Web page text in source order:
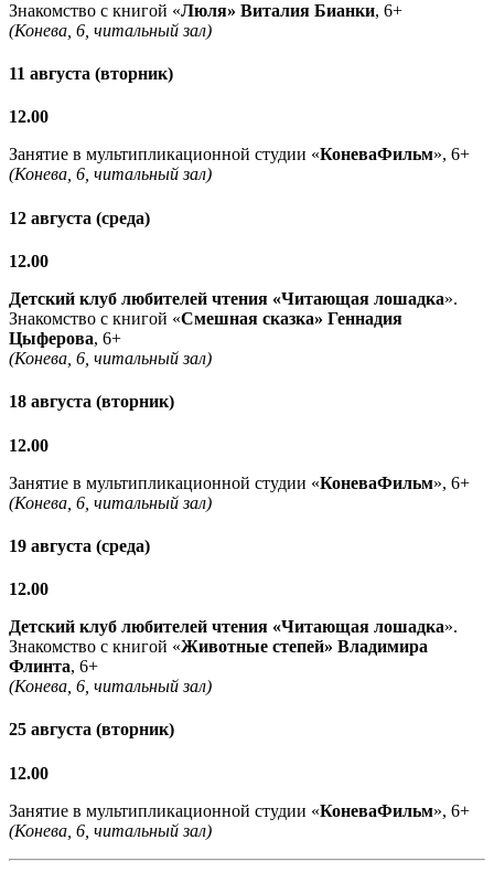
Знакомство с книгой «Люля» Виталия Бианки, 6+
(Конева, 6, читальный зал)
11 августа (вторник)
12.00
Занятие в мультипликационной студии «КоневаФильм», 6+
(Конева, 6, читальный зал)
12 августа (среда)
12.00
Детский клуб любителей чтения «Читающая лошадка».
Знакомство с книгой «Смешная сказка» Геннадия
Цыферова, 6+
(Конева, 6, читальный зал)
18 августа (вторник)
12.00
Занятие в мультипликационной студии «КоневаФильм», 6+
(Конева, 6, читальный зал)
19 августа (среда)
12.00
Детский клуб любителей чтения «Читающая лошадка».
Знакомство с книгой «Животные степей» Владимира
Флинта, 6+
(Конева, 6, читальный зал)
25 августа (вторник)
12.00
Занятие в мультипликационной студии «КоневаФильм», 6+
(Конева, 6, читальный зал)